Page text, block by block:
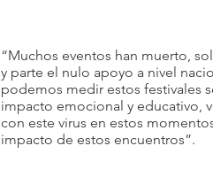
“Muchos eventos han muerto,
y parte el nulo apoyo a nivel
podemos medir estos festivales
impacto emocional y educativo,
con este virus en estos
impacto de estos encuentros”.